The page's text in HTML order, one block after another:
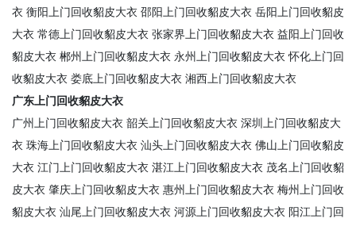
衣 衡阳上门回收貂皮大衣 邵阳上门回收貂皮大衣 岳阳上门回收貂皮
大衣 常德上门回收貂皮大衣 张家界上门回收貂皮大衣 益阳上门回收
貂皮大衣 郴州上门回收貂皮大衣 永州上门回收貂皮大衣 怀化上门回
收貂皮大衣 娄底上门回收貂皮大衣 湘西上门回收貂皮大衣
广东上门回收貂皮大衣
广州上门回收貂皮大衣 韶关上门回收貂皮大衣 深圳上门回收貂皮大
衣 珠海上门回收貂皮大衣 汕头上门回收貂皮大衣 佛山上门回收貂皮
大衣 江门上门回收貂皮大衣 湛江上门回收貂皮大衣 茂名上门回收貂
皮大衣 肇庆上门回收貂皮大衣 惠州上门回收貂皮大衣 梅州上门回收
貂皮大衣 汕尾上门回收貂皮大衣 河源上门回收貂皮大衣 阳江上门回